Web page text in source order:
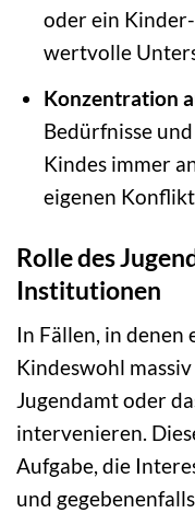
oder ein
wertvolle
Konzentration
Bedürfnisse
Kindes immer
eigenen
Rolle des
Institutionen
In Fällen, in
Kindeswohl
Jugendamt oder
intervenieren.
Aufgabe, die
und